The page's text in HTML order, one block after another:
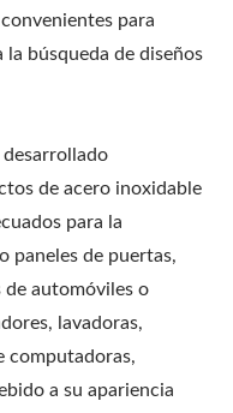
para
la búsqueda de diseños
desarrollado
de acero inoxidable
para la
paneles de puertas,
de automóviles o
lavadoras,
computadoras,
a su apariencia